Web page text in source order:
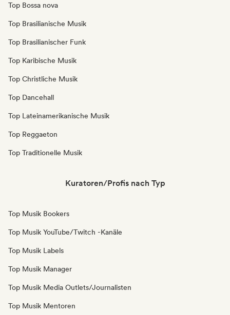
Top Bossa nova
Top Brasilianische Musik
Top Brasilianischer Funk
Top Karibische Musik
Top Christliche Musik
Top Dancehall
Top Lateinamerikanische Musik
Top Reggaeton
Top Traditionelle Musik
Kuratoren/Profis nach Typ
Top Musik Bookers
Top Musik YouTube/Twitch -Kanäle
Top Musik Labels
Top Musik Manager
Top Musik Media Outlets/Journalisten
Top Musik Mentoren